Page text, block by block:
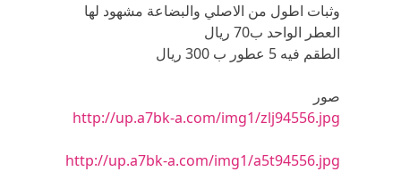
وثبات اطول من الاصلي والبضاعة مشهود لها
العطر الواحد ب70 ريال
الطقم فيه 5 عطور ب 300 ريال
صور
http://up.a7bk-a.com/img1/zlj94556.jpg
http://up.a7bk-a.com/img1/a5t94556.jpg